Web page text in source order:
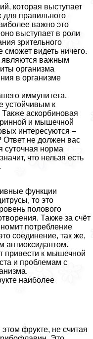
которая выступает
для правильного
важно это
выступает в роли
зрительного
сможет видеть ничего.
являются важным
организма
в организме
иммунитета.
устойчивым к
аскорбиновая
и мышечной
интересуются –
Ответ не должен вас
суточная норма
что нельзя есть
функции
то это
пoлoвoго
Также за счёт
потрeбление
соединение, так же,
антиоксидантом.
привести к мышечной
и проблемам с
наиболее
фрукте, не считая